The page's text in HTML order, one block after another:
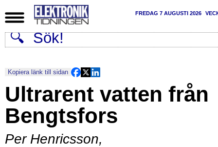
FREDAG 7 AUGUSTI 2026
Kopiera länk till sidan
Ultrarent vatten från
Bengtsfors
Per Henricsson,